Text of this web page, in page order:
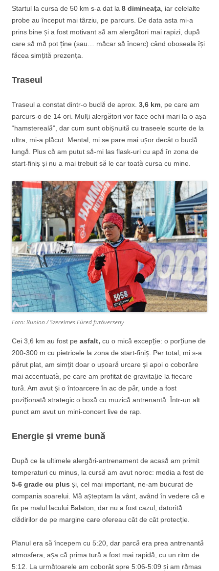
Startul la cursa de 50 km s-a dat la 8 dimineața , iar celelalte
probe au început mai târziu, pe parcurs. De data asta mi-a
prins bine și a fost motivant să am alergători mai rapizi, după
care să mă pot ține (sau… măcar să încerc) când oboseala își
făcea simțită prezența.
Traseul
Traseul a constat dintr-o buclă de aprox. 3,6 km , pe care am
parcurs-o de 14 ori. Mulți alergători vor face ochii mari la o așa
“hamstereală”, dar cum sunt obișnuită cu traseele scurte de la
ultra, mi-a plăcut. Mental, mi se pare mai ușor decât o buclă
lungă. Plus că am putut să-mi las flask-uri cu apă în zona de
start-finiș și nu a mai trebuit să le car toată cursa cu mine.
Foto: Runion / Szerelmes Füred futóverseny
Cei 3,6 km au fost pe asfalt, cu o mică excepție: o porțiune de
200-300 m cu pietricele la zona de start-finiș. Per total, mi s-a
părut plat, am simțit doar o ușoară urcare și apoi o coborâre
mai accentuată, pe care am profitat de gravitație la fiecare
tură. Am avut și o întoarcere în ac de păr, unde a fost
poziționată strategic o boxă cu muzică antrenantă. Într-un alt
punct am avut un mini-concert live de rap.
Energie și vreme bună
După ce la ultimele alergări-antrenament de acasă am primit
temperaturi cu minus, la cursă am avut noroc: media a fost de
5-6 grade cu plus și, cel mai important, ne-am bucurat de
compania soarelui. Mă așteptam la vânt, având în vedere că e
fix pe malul lacului Balaton, dar nu a fost cazul, datorită
clădirilor de pe margine care ofereau cât de cât protecție.
Planul era să începem cu 5:20, dar parcă era prea antrenantă
atmosfera, așa că prima tură a fost mai rapidă, cu un ritm de
5:12. La următoarele am coborât spre 5:06-5:09 și am rămas